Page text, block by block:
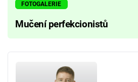
FOTOGALERIE
Mučení perfekcionistů